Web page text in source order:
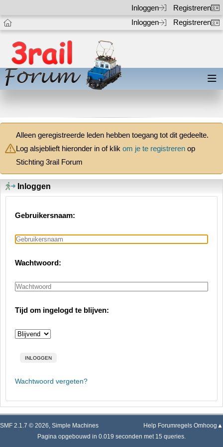
Inloggen
Registreren
Inloggen
Registreren
Alleen geregistreerde leden hebben toegang tot dit gedeelte.
Log alsjeblieft hieronder in of klik om je te registreren op
Stichting 3rail Forum
Inloggen
Gebruikersnaam:
Wachtwoord:
Tijd om ingelogd te blijven:
Wachtwoord vergeten?
SMF 2.1.7 © 2026, Simple Machines Help Forumregels Omhoog▲
Pagina opgebouwd in 0.019 seconden met 15 queries.